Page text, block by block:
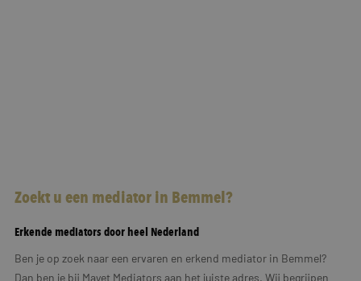
Zoekt u een mediator in Bemmel?
Erkende mediators door heel Nederland
Ben je op zoek naar een ervaren en erkend mediator in Bemmel?
Dan ben je bij Mayet Mediators aan het juiste adres. Wij begrijpen